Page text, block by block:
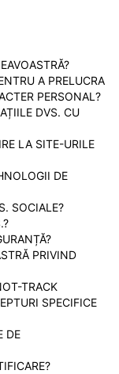
A PRELUCRA
PERSONAL?
DVS. CU
LA SITE-URILE
DE
SOCIALE?
PRIVIND
TRACK
SPECIFICE
DE